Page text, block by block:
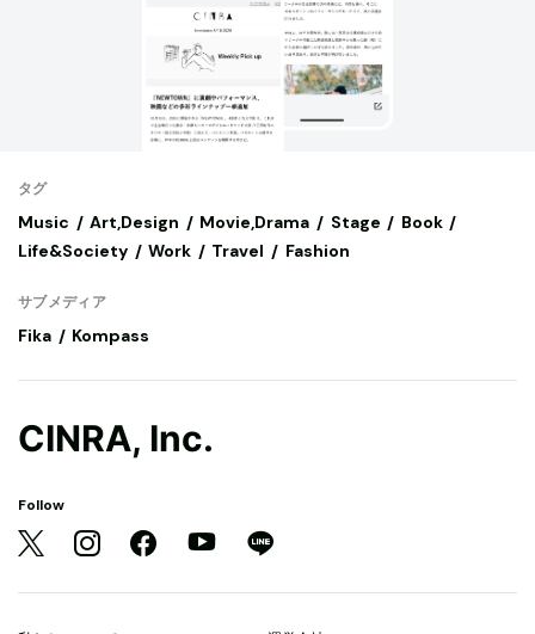
タグ
Music Art,Design Movie,Drama Stage
Book
Life&Society
Work Travel Fashion
サブメディア
Fika Kompass
CINRA, Inc.
Follow